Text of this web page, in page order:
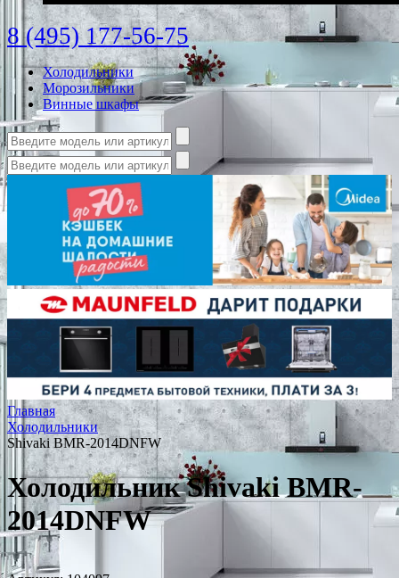
8 (495) 177-56-75
Холодильники
Морозильники
Винные шкафы
Главная
Холодильники
Shivaki BMR-2014DNFW
Холодильник Shivaki BMR-
2014DNFW